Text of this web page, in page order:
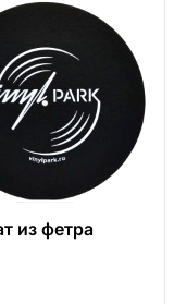
из фетра